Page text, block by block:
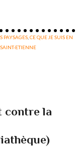
PAYSAGES ,CE QUE JE SUIS EN
ETIENNE
contre la